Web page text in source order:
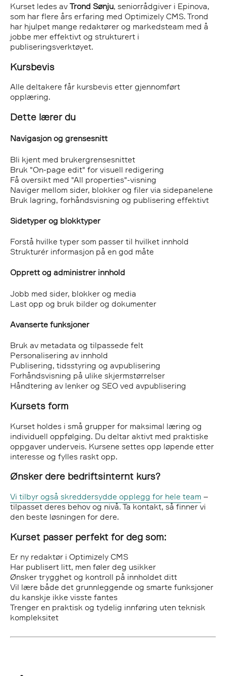
Kurset ledes av Trond Sønju, seniorrådgiver i Epinova,
som har flere års erfaring med Optimizely CMS. Trond
har hjulpet mange redaktører og markedsteam med å
jobbe mer effektivt og strukturert i
publiseringsverktøyet.
Kursbevis
Alle deltakere får kursbevis etter gjennomført
opplæring.
Dette lærer du
Navigasjon og grensesnitt
Bli kjent med brukergrensesnittet
Bruk "On-page edit" for visuell redigering
Få oversikt med "All properties"-visning
Naviger mellom sider, blokker og filer via sidepanelene
Bruk lagring, forhåndsvisning og publisering effektivt
Sidetyper og blokktyper
Forstå hvilke typer som passer til hvilket innhold
Strukturér informasjon på en god måte
Opprett og administrer innhold
Jobb med sider, blokker og media
Last opp og bruk bilder og dokumenter
Avanserte funksjoner
Bruk av metadata og tilpassede felt
Personalisering av innhold
Publisering, tidsstyring og avpublisering
Forhåndsvisning på ulike skjermstørrelser
Håndtering av lenker og SEO ved avpublisering
Kursets form
Kurset holdes i små grupper for maksimal læring og
individuell oppfølging. Du deltar aktivt med praktiske
oppgaver underveis. Kursene settes opp løpende etter
interesse og fylles raskt opp.
Ønsker dere bedriftsinternt kurs?
Vi tilbyr også skreddersydde opplegg for hele team –
tilpasset deres behov og nivå. Ta kontakt, så finner vi
den beste løsningen for dere.
Kurset passer perfekt for deg som:
Er ny redaktør i Optimizely CMS
Har publisert litt, men føler deg usikker
Ønsker trygghet og kontroll på innholdet ditt
Vil lære både det grunnleggende og smarte funksjoner
du kanskje ikke visste fantes
Trenger en praktisk og tydelig innføring uten teknisk
kompleksitet